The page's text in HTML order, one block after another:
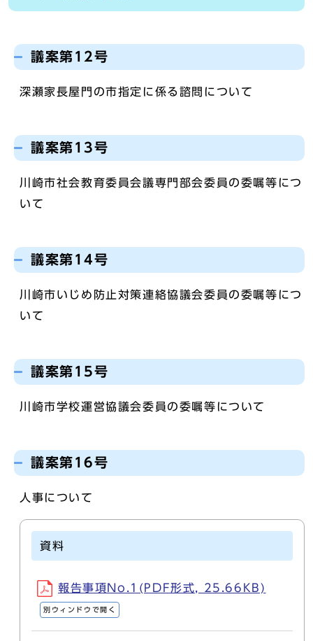
議案第12号
深瀬家長屋門の市指定に係る諮問について
議案第13号
川崎市社会教育委員会議専門部会委員の委嘱等につ
いて
議案第14号
川崎市いじめ防止対策連絡協議会委員の委嘱等につ
いて
議案第15号
川崎市学校運営協議会委員の委嘱等について
議案第16号
人事について
資料
報告事項No.1(PDF形式, 25.66KB)
別ウィンドウで開く